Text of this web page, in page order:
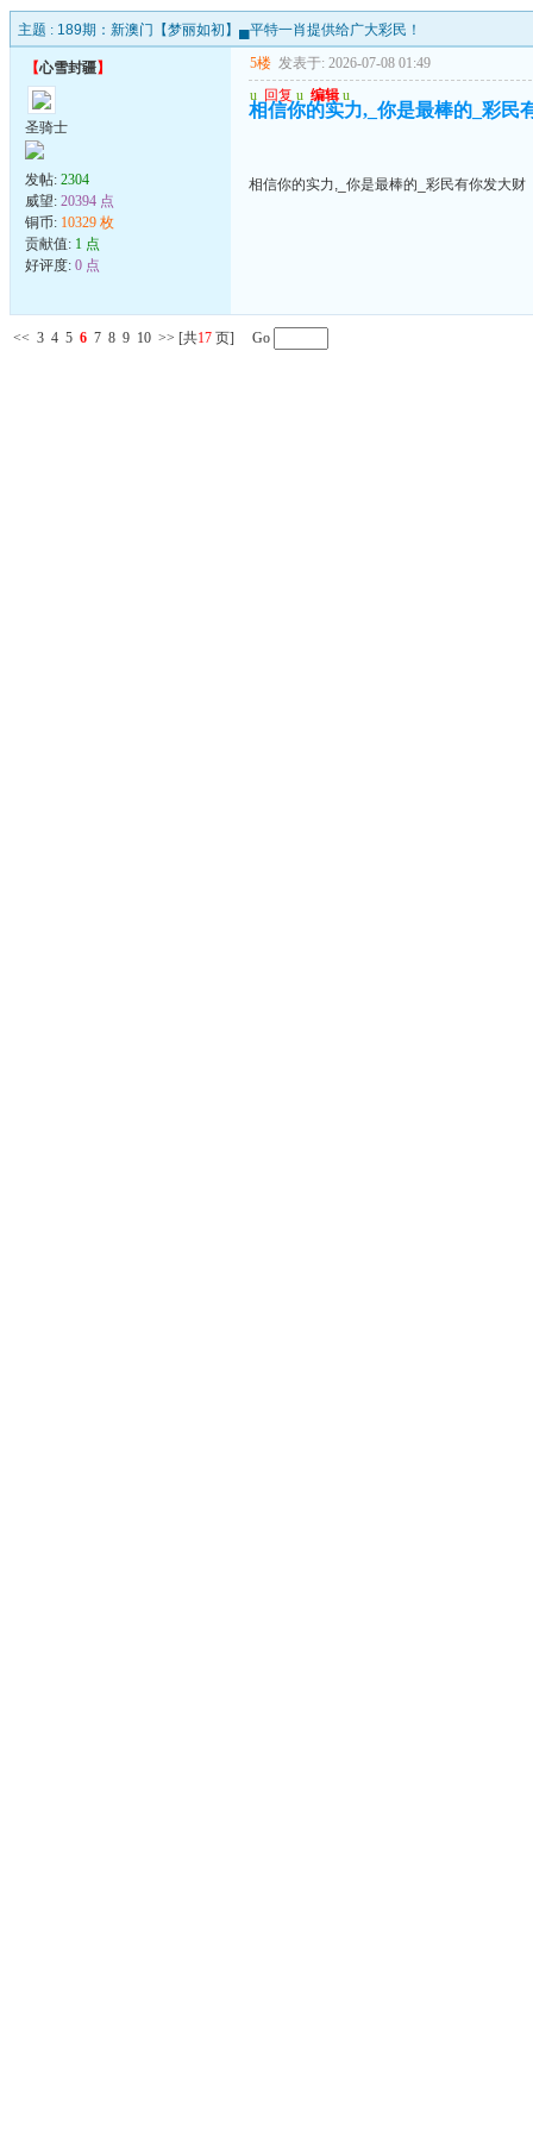
主题 : 189期：新澳门【梦丽如初】▄平特一肖提供给广大彩民！
【心雪封疆】
圣骑士
发帖: 2304
威望: 20394 点
铜币: 10329 枚
贡献值: 1 点
好评度: 0 点
5楼 发表于: 2026-07-08 01:49
u 回复 u 编辑 u
相信你的实力,_你是最棒的_彩民
相信你的实力,_你是最棒的_彩民有你发大财
<< 3 4 5 6 7 8 9 10 >> [共17 页] Go